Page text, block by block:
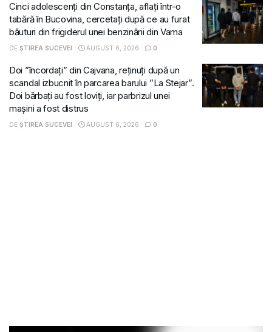
Cinci adolescenți din Constanța, aflați într-o
tabără în Bucovina, cercetați după ce au furat
băuturi din frigiderul unei benzinării din Vama
DE ȘTIREA SUCEVEI AUGUST 6, 2026 0
Doi ”încordați” din Cajvana, reținuți după un
scandal izbucnit în parcarea barului ”La Stejar”.
Doi bărbați au fost loviți, iar parbrizul unei
mașini a fost distrus
DE ȘTIREA SUCEVEI AUGUST 6, 2026 0